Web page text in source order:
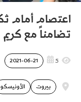
اعتصام أمام
تضامناً مع
5
2021-06-21
الأونيسكو بيروت